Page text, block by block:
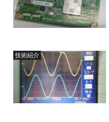
技術紹介